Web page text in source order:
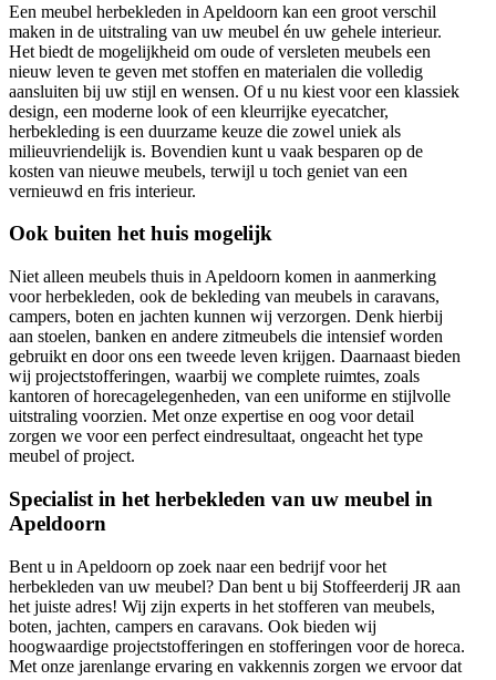
Een meubel herbekleden in Apeldoorn kan een groot verschil
maken in de uitstraling van uw meubel én uw gehele interieur.
Het biedt de mogelijkheid om oude of versleten meubels een
nieuw leven te geven met stoffen en materialen die volledig
aansluiten bij uw stijl en wensen. Of u nu kiest voor een klassiek
design, een moderne look of een kleurrijke eyecatcher,
herbekleding is een duurzame keuze die zowel uniek als
milieuvriendelijk is. Bovendien kunt u vaak besparen op de
kosten van nieuwe meubels, terwijl u toch geniet van een
vernieuwd en fris interieur.
Ook buiten het huis mogelijk
Niet alleen meubels thuis in Apeldoorn komen in aanmerking
voor herbekleden, ook de bekleding van meubels in caravans,
campers, boten en jachten kunnen wij verzorgen. Denk hierbij
aan stoelen, banken en andere zitmeubels die intensief worden
gebruikt en door ons een tweede leven krijgen. Daarnaast bieden
wij projectstofferingen, waarbij we complete ruimtes, zoals
kantoren of horecagelegenheden, van een uniforme en stijlvolle
uitstraling voorzien. Met onze expertise en oog voor detail
zorgen we voor een perfect eindresultaat, ongeacht het type
meubel of project.
Specialist in het herbekleden van uw meubel in
Apeldoorn
Bent u in Apeldoorn op zoek naar een bedrijf voor het
herbekleden van uw meubel? Dan bent u bij Stoffeerderij JR aan
het juiste adres! Wij zijn experts in het stofferen van meubels,
boten, jachten, campers en caravans. Ook bieden wij
hoogwaardige projectstofferingen en stofferingen voor de horeca.
Met onze jarenlange ervaring en vakkennis zorgen we ervoor dat